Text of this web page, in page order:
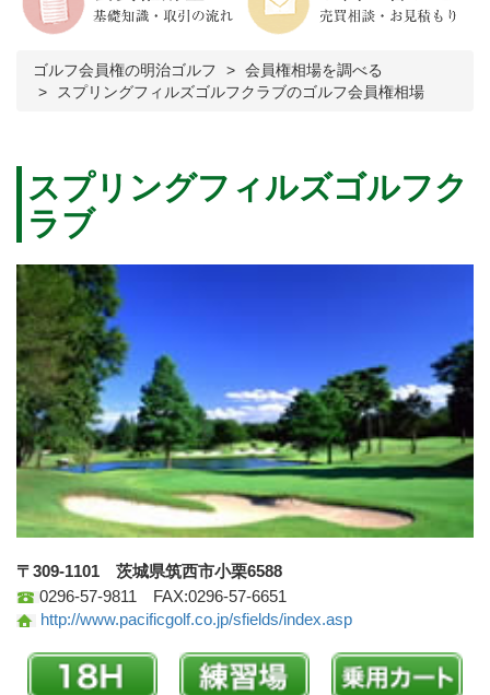
ゴルフ会員権の明治ゴルフ
会員権相場を調べる
スプリングフィルズゴルフクラブのゴルフ会員権相場
スプリングフィルズゴルフク
ラブ
〒309-1101 茨城県筑西市小栗6588
0296-57-9811 FAX:0296-57-6651
http://www.pacificgolf.co.jp/sfields/index.asp